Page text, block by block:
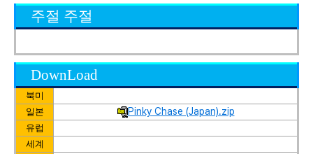
주절 주절
DownLoad
북미
일본
Pinky Chase (Japan).zip
유럽
세계